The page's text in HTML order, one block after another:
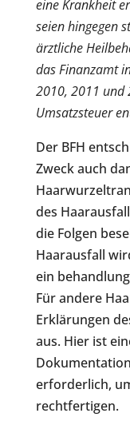
eine Krankheit
seien hingegen
ärztliche
das Finanzamt
2010, 2011 und
Umsatzsteuer
Der BFH
Zweck auch
des
die Folgen
Haarausfall
ein
Für andere
Erklärungen
aus. Hier ist
erforderlich,
rechtfertigen.